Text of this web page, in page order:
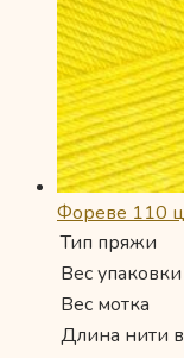
Фореве 110
Тип пряжи
Вес упаковки
Вес мотка
Длина нити